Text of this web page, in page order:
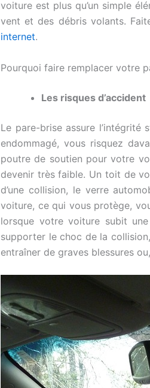
voiture est plus qu’un simple
vent et des débris volants.
internet.
Pourquoi faire remplacer votre
Les risques d’accident
Le pare-brise assure
endommagé, vous risquez
poutre de soutien pour votre
devenir très faible. Un toit de
d’une collision, le verre
voiture, ce qui vous protège,
lorsque votre voiture subit
supporter le choc de la
entraîner de graves blessures